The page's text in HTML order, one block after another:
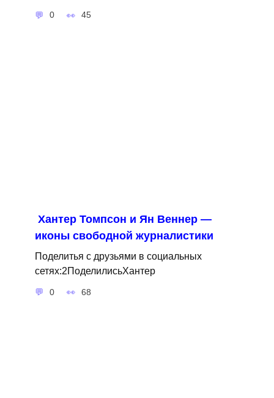
0 45
Хантер Томпсон и Ян Веннер —
иконы свободной журналистики
Поделитья с друзьями в социальных
сетях:2ПоделилисьХантер
0 68